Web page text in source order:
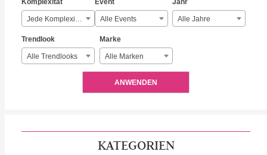
Komplexität
Jede Komplexität
Event
Alle Events
Jahr
Alle Jahre
Trendlook
Alle Trendlooks
Marke
Alle Marken
ANWENDEN
KATEGORIEN